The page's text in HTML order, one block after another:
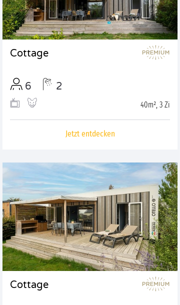
Cottage
6 2
40m², 3 Zi
Jetzt entdecken
Cottage